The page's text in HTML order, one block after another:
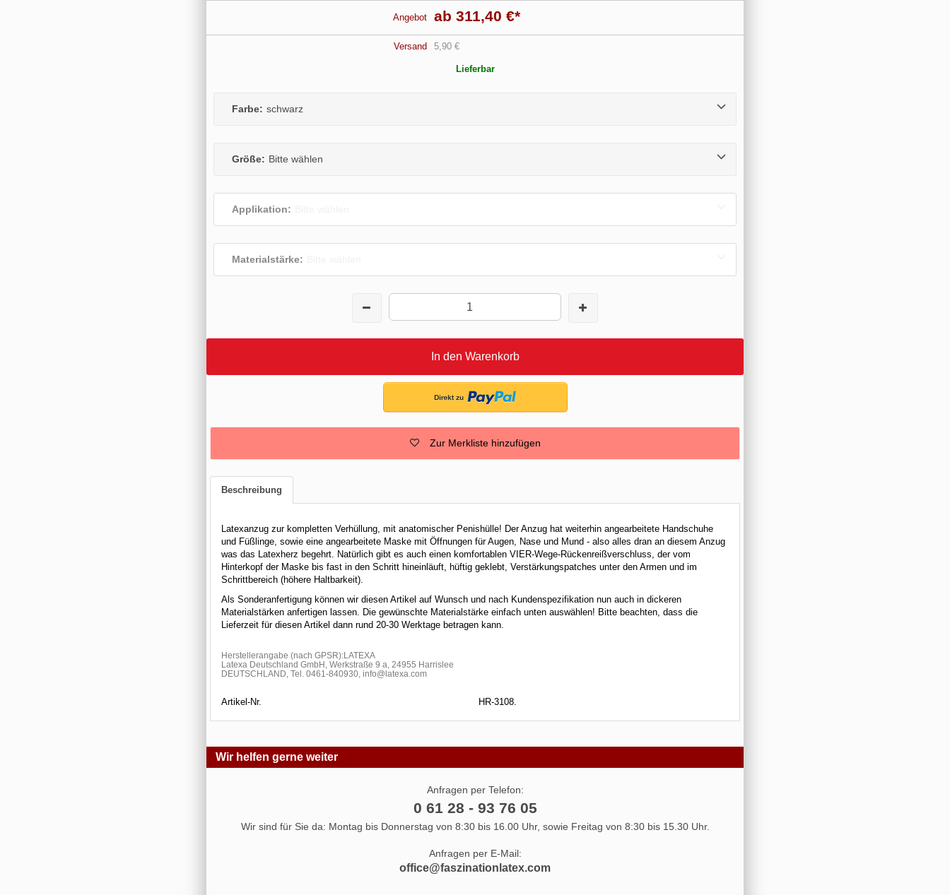
Angebot ab 311,40 €*
Versand 5,90 €
Lieferbar
Farbe: schwarz
Größe: Bitte wählen
Applikation:
Materialstärke:
In den Warenkorb
Zur Merkliste hinzufügen
Beschreibung
Latexanzug zur kompletten Verhüllung, mit anatomischer Penishülle! Der Anzug hat weiterhin angearbeitete Handschuhe
und Füßlinge, sowie eine angearbeitete Maske mit Öffnungen für Augen, Nase und Mund - also alles dran an diesem Anzug
was das Latexherz begehrt. Natürlich gibt es auch einen komfortablen VIER-Wege-Rückenreißverschluss, der vom
Hinterkopf der Maske bis fast in den Schritt hineinläuft, hüftig geklebt, Verstärkungspatches unter den Armen und im
Schrittbereich (höhere Haltbarkeit).
Als Sonderanfertigung können wir diesen Artikel auf Wunsch und nach Kundenspezifikation nun auch in dickeren
Materialstärken anfertigen lassen. Die gewünschte Materialstärke einfach unten auswählen! Bitte beachten, dass die
Lieferzeit für diesen Artikel dann rund 20-30 Werktage betragen kann.
Herstellerangabe (nach GPSR):LATEXA
Latexa Deutschland GmbH, Werkstraße 9 a, 24955 Harrislee
DEUTSCHLAND, Tel. 0461-840930, info@latexa.com
Artikel-Nr. HR-3108.
Wir helfen gerne weiter
Anfragen per Telefon:
0 61 28 - 93 76 05
Wir sind für Sie da: Montag bis Donnerstag von 8:30 bis 16.00 Uhr, sowie Freitag von 8:30 bis 15.30 Uhr.
Anfragen per E-Mail:
office@faszinationlatex.com